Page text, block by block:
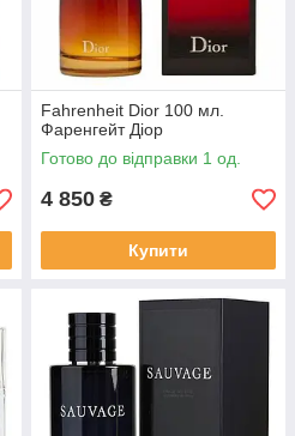
Fahrenheit Dior 100 мл.
Фаренгейт Діор
Готово до відправки 1 од.
4 850 ₴
Купити